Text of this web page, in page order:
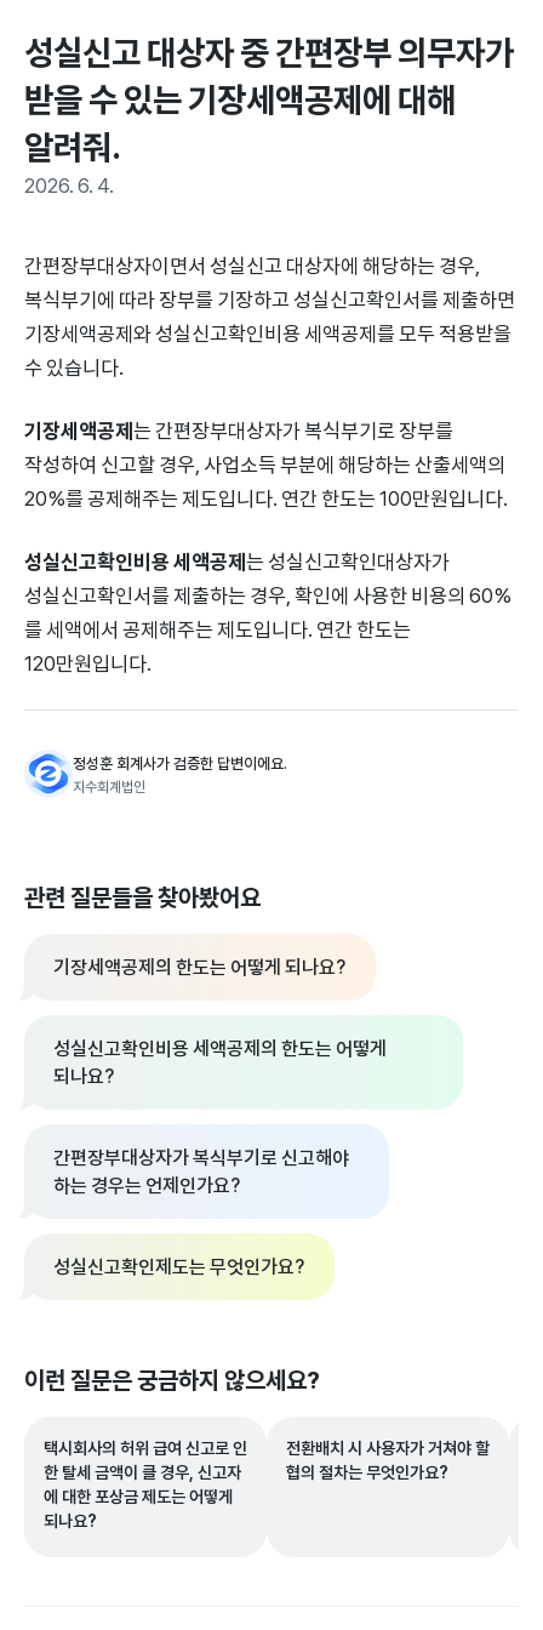
성실신고 대상자 중 간편장부 의무자가
받을 수 있는 기장세액공제에 대해
알려줘.
2026. 6. 4.
간편장부대상자이면서 성실신고 대상자에 해당하는 경우,
복식부기에 따라 장부를 기장하고 성실신고확인서를 제출하면
기장세액공제와 성실신고확인비용 세액공제를 모두 적용받을
수 있습니다.
기장세액공제는 간편장부대상자가 복식부기로 장부를
작성하여 신고할 경우, 사업소득 부분에 해당하는 산출세액의
20%를 공제해주는 제도입니다. 연간 한도는 100만원입니다.
성실신고확인비용 세액공제는 성실신고확인대상자가
성실신고확인서를 제출하는 경우, 확인에 사용한 비용의 60%
를 세액에서 공제해주는 제도입니다. 연간 한도는
120만원입니다.
정성훈 회계사가 검증한 답변이에요.
지수회계법인
관련 질문들을 찾아봤어요
기장세액공제의 한도는 어떻게 되나요?
성실신고확인비용 세액공제의 한도는 어떻게
되나요?
간편장부대상자가 복식부기로 신고해야
하는 경우는 언제인가요?
성실신고확인제도는 무엇인가요?
이런 질문은 궁금하지 않으세요?
택시회사의 허위 급여 신고로 인
한 탈세 금액이 클 경우, 신고자
에 대한 포상금 제도는 어떻게
되나요?
전환배치 시 사용자가 거쳐야 할
협의 절차는 무엇인가요?